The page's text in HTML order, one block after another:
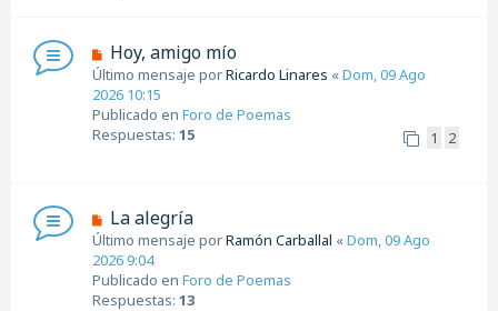
s
a
j
e
N
u
e
v
o
s
a
j
e
Hoy, amigo mío
Último mensaje porRicardo Linares «Dom, 09 Ago
2026 10:15
Publicado en Foro de Poemas
Respuestas: 15 1 2
N
u
e
v
o
La alegría
Último mensaje porRamón Carballal «Dom, 09 Ago
2026 9:04
Publicado en Foro de Poemas
Respuestas: 13